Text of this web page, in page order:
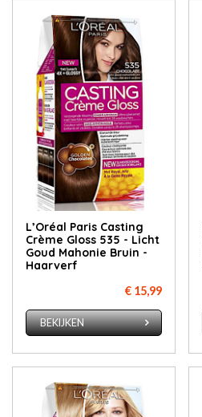
L’Oréal Paris Casting
Crème Gloss 535 - Licht
Goud Mahonie Bruin -
Haarverf
€ 15,99
BEKIJKEN